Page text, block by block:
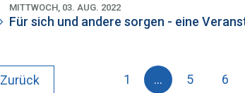
MITTWOCH, 03. AUG. 2022
Für sich und andere sorgen - eine
Zurück 1 … 5 6